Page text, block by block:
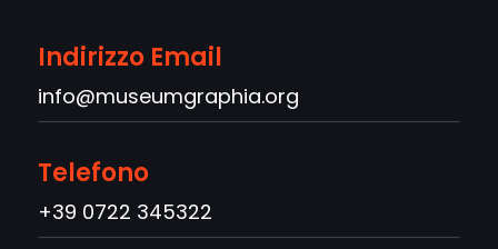
Indirizzo Email
info@museumgraphia.org
Telefono
+39 0722 345322